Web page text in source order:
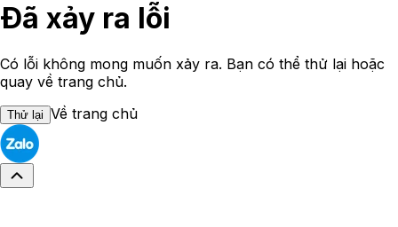
Đã xảy ra lỗi
Có lỗi không mong muốn xảy ra. Bạn có thể thử lại hoặc
quay về trang chủ.
Thử lại Về trang chủ